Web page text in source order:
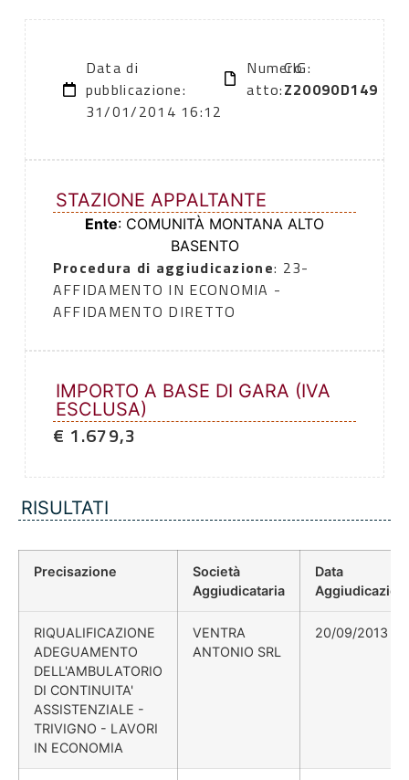
Data di
pubblicazione:
31/01/2014 16:12
Numero
atto:
CIG:
Z20090D149
STAZIONE APPALTANTE
Ente: COMUNITÀ MONTANA ALTO
BASENTO
Procedura di aggiudicazione: 23-
AFFIDAMENTO IN ECONOMIA -
AFFIDAMENTO DIRETTO
IMPORTO A BASE DI GARA (IVA
ESCLUSA)
€ 1.679,3
RISULTATI
Precisazione
Società
Aggiudicataria
Data
RIQUALIFICAZIONE
ADEGUAMENTO
DELL'AMBULATORIO
DI CONTINUITA'
ASSISTENZIALE -
TRIVIGNO - LAVORI
IN ECONOMIA
VENTRA
ANTONIO SRL
20/09/2013